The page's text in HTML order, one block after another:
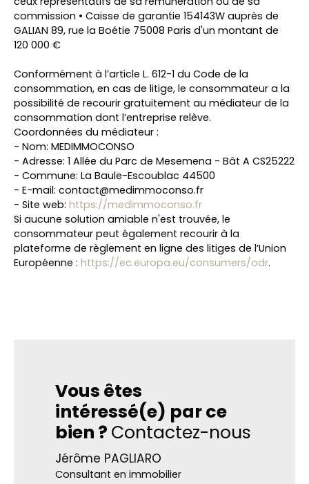
commission • Caisse de garantie 154143W auprès de
GALIAN 89, rue la Boétie 75008 Paris d'un montant de
120 000 €
Conformément à l’article L. 612-1 du Code de la
consommation, en cas de litige, le consommateur a la
possibilité de recourir gratuitement au médiateur de la
consommation dont l’entreprise relève.
Coordonnées du médiateur :
- Nom: MEDIMMOCONSO
- Adresse: 1 Allée du Parc de Mesemena - Bât A CS25222
- Commune: La Baule-Escoublac 44500
- E-mail: contact@medimmoconso.fr
- Site web: https://medimmoconso.fr
Si aucune solution amiable n'est trouvée, le
consommateur peut également recourir à la
plateforme de règlement en ligne des litiges de l’Union
Européenne : https://ec.europa.eu/consumers/odr.
Vous êtes
intéressé(e) par ce
bien ? Contactez-nous
Jérôme PAGLIARO
Consultant en immobilier